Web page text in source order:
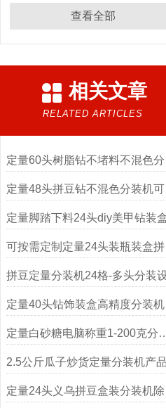
查看全部
相关文章
RELATED ARTICLES
定
可按
定
定量白砂糖电脑称